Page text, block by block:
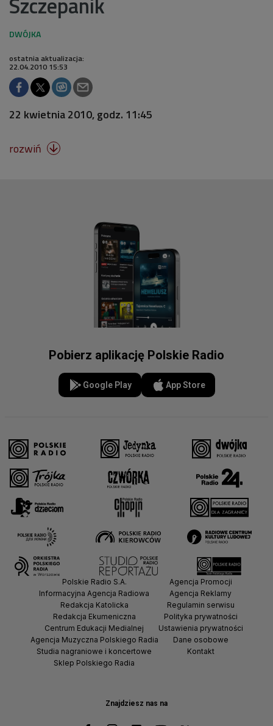
ostatnia aktualizacja:
22.04.2010 15:53
22 kwietnia 2010, godz. 11:45
rozwiń 
Pobierz aplikację Polskie Radio
Google Play App Store
Znajdziesz nas na
Polskie Radio S.A.
Informacyjna Agencja Radiowa
Redakcja Katolicka
Redakcja Ekumeniczna
Centrum Edukacji Medialnej
Agencja Muzyczna Polskiego Radia
Studia nagraniowe i koncertowe
Sklep Polskiego Radia
Agencja Promocji
Agencja Reklamy
Regulamin serwisu
Polityka prywatności
Ustawienia prywatności
Dane osobowe
Kontakt